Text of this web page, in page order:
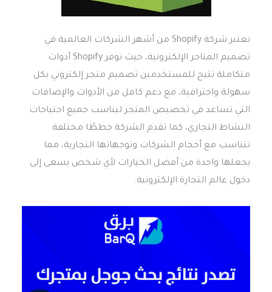
تعتبر شركة Shopify من أشهر الشركات العالمية في
تصميم المتاجر الإلكترونية، حيث توفر Shopify أدوات
متكاملة تتيح للمستخدمين تصميم متجر إلكتروني بكل
سهولة واحترافية، مع دعم كامل من الأدوات والإضافات
التي تساعد في تخصيص المتجر ليناسب جميع احتياجات
النشاط التجاري، كما تقدم الشركة خططًا مختلفة
تتناسب مع أحجام الشركات وتوجهاتها التجارية، مما
يجعلها واحدة من أفضل الخيارات لأي شخص يسعى إلى
دخول عالم التجارة الإلكترونية.